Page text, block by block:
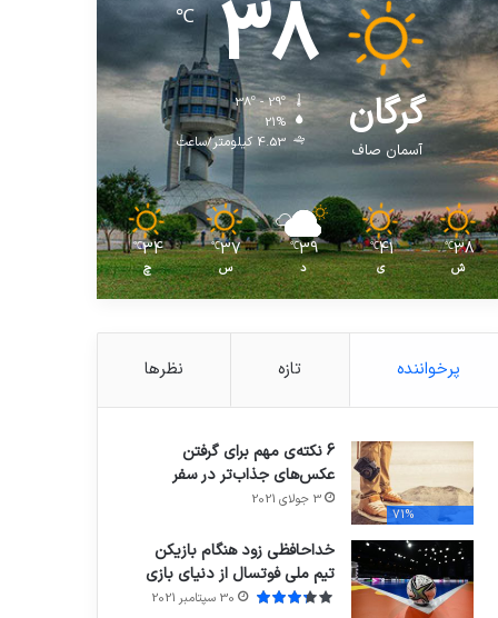
گرگان
آسمان صاف
38
℃
38º - 29º
21%
4.53 کیلومتر/ساعت
38
℃
ش
41
℃
ی
39
℃
د
37
℃
س
34
℃
چ
پرخواننده تازه نظرها
71%
6 نکته‌ی مهم برای گرفتن
عکس‌های جذاب‌تر در سفر
3 جولای 2021
خداحافظی زود هنگام بازیکن
تیم ملی فوتسال از دنیای بازی
30 سپتامبر 2021